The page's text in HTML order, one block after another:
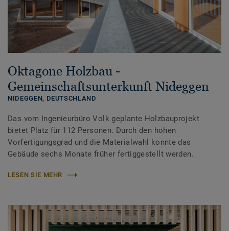
Oktagone Holzbau -
Gemeinschaftsunterkunft Nideggen
NIDEGGEN, DEUTSCHLAND
Das vom Ingenieurbüro Volk geplante Holzbauprojekt
bietet Platz für 112 Personen. Durch den hohen
Vorfertigungsgrad und die Materialwahl konnte das
Gebäude sechs Monate früher fertiggestellt werden.
LESEN SIE MEHR